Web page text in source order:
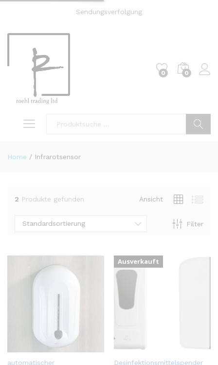
Sendungsverfolgung
0 0
Home / Infrarotsensor
2 Produkte gefunden Ansicht
Filter
Standardsortierung
automatischer
Ausverkauft
Desinfektionsmittelspender